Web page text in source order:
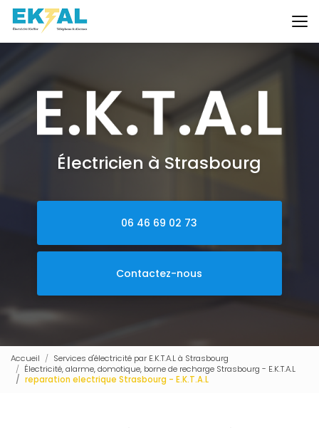
Aller
au
contenu
principal
Électricien à Strasbourg
06 46 69 02 73
Contactez-nous
Accueil
Services d'électricité par E.K.T.A.L à Strasbourg
Électricité, alarme, domotique, borne de recharge Strasbourg - E.K.T.A.L
reparation electrique Strasbourg - E.K.T.A.L